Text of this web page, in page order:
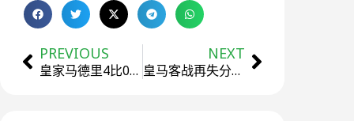
PREVIOUS
皇家马德里4比0大胜瓦伦西亚，豪取西甲第10场胜利
NEXT
皇马客战再失分：1比1战平吉罗纳，榜首被巴萨反超